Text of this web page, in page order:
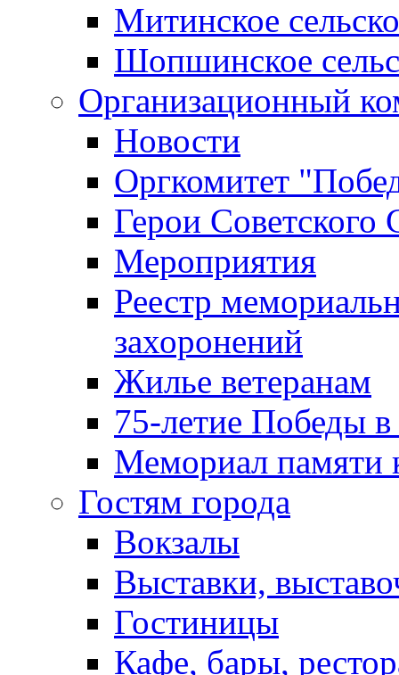
Митинское
Шопшинское
Организационный
Новости
Оргкомитет
Герои Советского
Мероприятия
Реестр
захоронений
Жилье ветеранам
75-летие Победы
Мемориал памяти
Гостям города
Вокзалы
Выставки,
Гостиницы
Кафе, бары,